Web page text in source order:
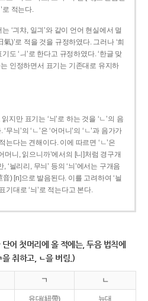
로 적는다.
‘긔챠, 일긔’와 같이 언어 현실에서 멀
)’로 적을 것을 규정하였다. 그러나 ‘희
도 ‘ㅢ’로 한다고 규정하였다. ‘한글 맞
인정하면서 표기는 기존대로 유지하
읽지만 표기는 ‘늬’로 하는 것을 ‘ㄴ’의 음
늬’의 ‘ㄴ’은 ‘어머니’의 ‘ㄴ’과 음가가
는다는 견해이다. 이에 따르면 ‘ㄴ’은
머니, 읽으니까’에서의 [니]처럼 경구개
‘늴리리, 무늬’ 등의 ‘늬’에서는 구개음
音) [n]으로 발음된다. 이를 고려하여 ‘늴
기대로 ‘늬’로 적는다고 본다.
단어 첫머리에 올 적에는, 두음 법칙에
을 취하고, ㄴ을 버림.)
ㄱ ㄴ
유대(紐帶) 뉴대